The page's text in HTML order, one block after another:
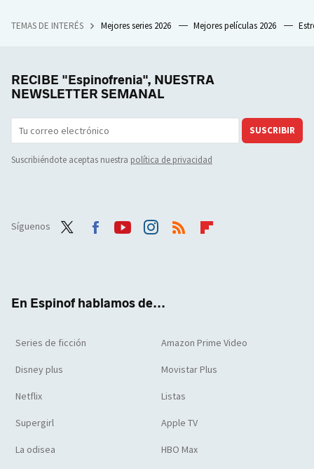
TEMAS DE INTERÉS Mejores series 2026 Mejores películas 2026
RECIBE "Espinofrenia", NUESTRA
NEWSLETTER SEMANAL
SUSCRIBIR
Suscribiéndote aceptas nuestra política de privacidad
Síguenos
En Espinof hablamos de...
Series de ficción Amazon Prime Video
Disney plus Movistar Plus
Netflix Listas
Supergirl Apple TV
La odisea HBO Max